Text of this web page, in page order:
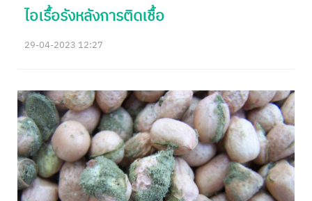
ไอเรื้อรังหลังการติดเชื้อ
29-04-2023 12:27